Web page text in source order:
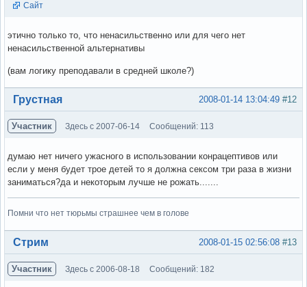
Сайт
этично только то, что ненасильственно или для чего нет
ненасильственной альтернативы
(вам логику преподавали в средней школе?)
Вне форума #12
2008-01-14 13:04:49
Грустная
Участник Здесь с 2007-06-14 Сообщений: 113
думаю нет ничего ужасного в использовании конрацептивов или
если у меня будет трое детей то я должна сексом три раза в жизни
заниматься?да и некоторым лучше не рожать.......
Помни что нет тюрьмы страшнее чем в голове
Вне форума #13
2008-01-15 02:56:08
Стрим
Участник Здесь с 2006-08-18 Сообщений: 182